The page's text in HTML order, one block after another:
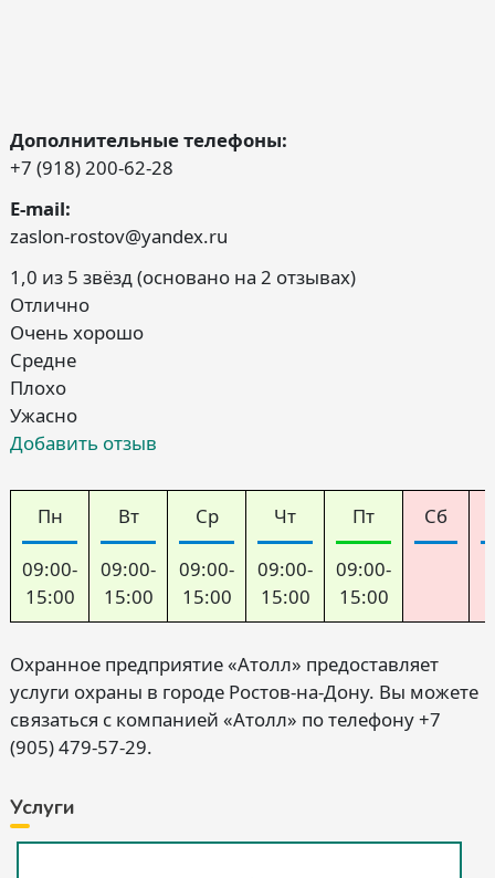
Дополнительные телефоны:
+7 (918) 200-62-28
E-mail:
zaslon-rostov@yandex.ru
1,0 из 5 звёзд (основано на 2 отзывах)
Отлично
Очень хорошо
Средне
Плохо
Ужасно
Добавить отзыв
Пн
09:00-
15:00
Вт
09:00-
15:00
Ср
09:00-
15:00
Чт
09:00-
15:00
Пт
09:00-
15:00
Сб
Охранное предприятие «Атолл» предоставляет
услуги охраны в городе Ростов-на-Дону. Вы можете
связаться с компанией «Атолл» по телефону +7
(905) 479-57-29.
Услуги